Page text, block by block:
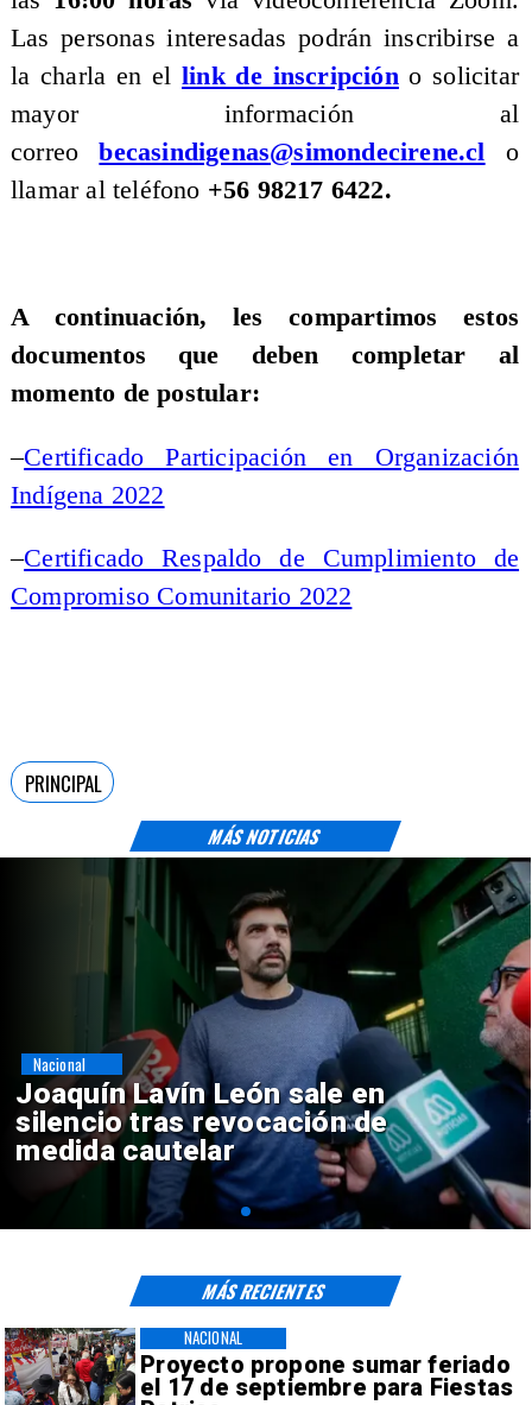
MÁS NOTICIAS
Las personas interesadas podrán inscribirse a
la charla en el link de inscripcióno solicitar
mayor información al
correobecasindigenas@simondecirene.cl
o
llamar al teléfono +56 98217 6422.
A continuación, les compartimos estos
documentos que deben completar al
momento de postular:
–Certificado Participación en Organización
Indígena 2022
–Certificado Respaldo de Cumplimiento de
Compromiso Comunitario 2022
PRINCIPAL
Joaquín Lavín León sale en
silencio tras revocación de
medida cautelar
Nacional
Proyecto propone sumar feriado
el 17 de septiembre para Fiestas
NACIONAL
MÁS RECIENTES